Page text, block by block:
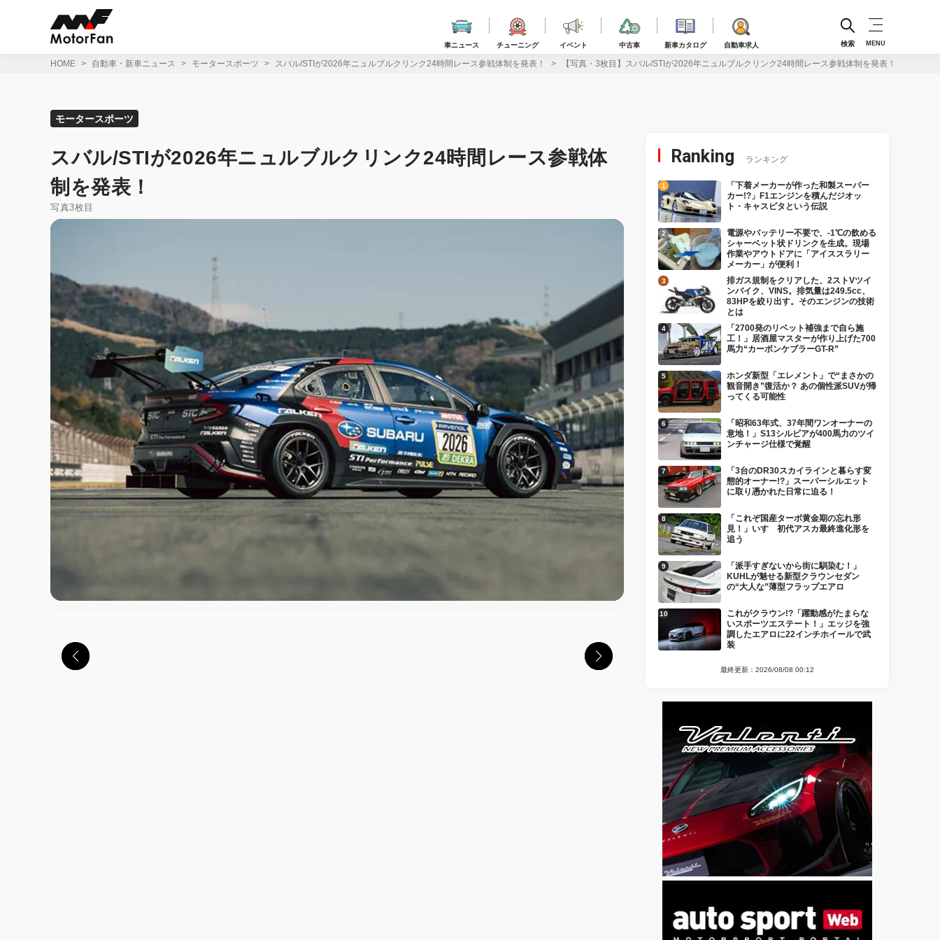
車ニュース チューニング イベント 中古車 新車カタログ 自動車求人 検索 MENU
HOME 自動車・新車ニュース モータースポーツ スバル/STIが2026年ニュルブルクリンク24時間レース参戦体制を発表！ 【写真・3枚目】スバル/STIが2026年ニュルブルクリンク24時間レース参戦体制を発表！
モータースポーツ
スバル/STIが2026年ニュルブルクリンク24時間レース参戦体
制を発表！
写真3枚目
Ranking ランキング
「下着メーカーが作った和製スーパー
カー!?」F1エンジンを積んだジオッ
ト・キャスピタという伝説
電源やバッテリー不要で、-1℃の飲める
シャーベット状ドリンクを生成。現場
作業やアウトドアに「アイススラリー
メーカー」が便利！
排ガス規制をクリアした、2ストVツイ
ンバイク、VINS。排気量は249.5cc、
83HPを絞り出す。そのエンジンの技術
とは
「2700発のリベット補強まで自ら施
工！」居酒屋マスターが作り上げた700
馬力“カーボンケブラーGT-R”
ホンダ新型「エレメント」で“まさかの
観音開き”復活か？ あの個性派SUVが帰
ってくる可能性
「昭和63年式、37年間ワンオーナーの
意地！」S13シルビアが400馬力のツイ
ンチャージ仕様で覚醒
「3台のDR30スカイラインと暮らす変
態的オーナー!?」スーパーシルエット
に取り憑かれた日常に迫る！
「これぞ国産ターボ黄金期の忘れ形
見！」いすゞ初代アスカ最終進化形を
追う
「派手すぎないから街に馴染む！」
KUHLが魅せる新型クラウンセダン
の“大人な”薄型フラップエアロ
これがクラウン!?「躍動感がたまらな
いスポーツエステート！」エッジを強
調したエアロに22インチホイールで武
装
最終更新：2026/08/08 00:12